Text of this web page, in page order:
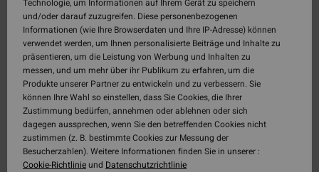
Technologie, um Informationen auf Ihrem Gerät zu speichern
und/oder darauf zuzugreifen. Diese personenbezogenen
Informationen (wie Ihre Browserdaten und Ihre IP-Adresse) können
verwendet werden, um Ihnen personalisierte Beiträge und Inhalte zu
präsentieren, um die Leistung von Werbung und Inhalten zu
messen, und um mehr über ihr Publikum zu erfahren, um die
Produkte unserer Partner zu entwickeln und zu verbessern. Sie
können Ihre Wahl so einstellen, dass Sie Cookies, die Ihrer
Zustimmung bedürfen, annehmen oder ablehnen oder sich
dagegen aussprechen, wenn Sie den betreffenden Cookies nicht
zustimmen (z. B. bestimmte Cookies zur Messung der
Besucherzahlen). Weitere Informationen finden Sie in unserer :
Cookie-Richtlinieund Datenschutzrichtlinie